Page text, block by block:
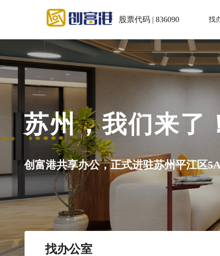
股票代码 | 836090 找
，我们来了！
享办公，正式进驻苏州平江区5A级写字楼
找办公室